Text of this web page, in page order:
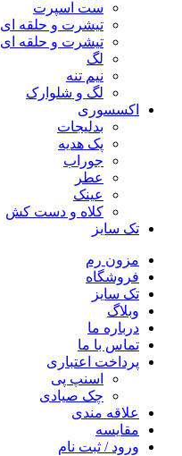
ست اسپرت
تیشرت و حلقه ای
تیشرت و حلقه ای
لگ
نیم تنه
لگ و شلوارک
اکسسوری
بدلیجات
پک هدیه
جوراب
عطر
عینک
کلاه و دست کش
تک سایز
مزون رم
فروشگاه
تک سایز
وبلاگ
درباره ما
تماس با ما
پرداخت اعتباری
اسنپ پی
چک صیادی
علاقه مندی
مقايسه
ورود / ثبت نام